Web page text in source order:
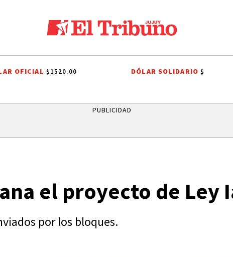
POTABLE AGUA POTABLE SANTISIMO SALVADOR CARLOS SADIR
OFICIAL $1520.00 DÓLAR SOLIDARIO$
PUBLICIDAD
el proyecto de Ley
por los bloques.